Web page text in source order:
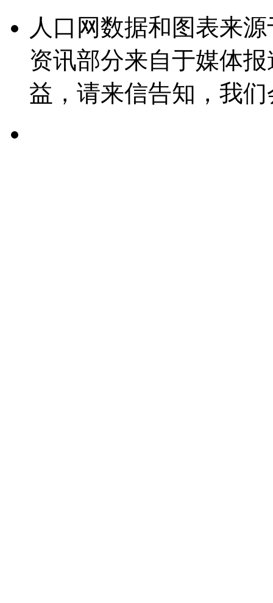
人口网数据和图表来
资讯部分来自于媒体
益，请来信告知，我